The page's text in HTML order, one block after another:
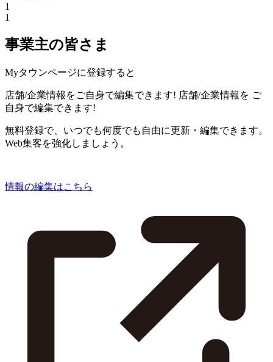
1
1
事業主の皆さま
Myタウンページに登録すると
店舗/企業情報をご自身で編集できます! 店舗/企業情報を ご
自身で編集できます!
無料登録で、いつでも何度でも自由に更新・編集できます。
Web集客を強化しましょう。
情報の編集はこちら